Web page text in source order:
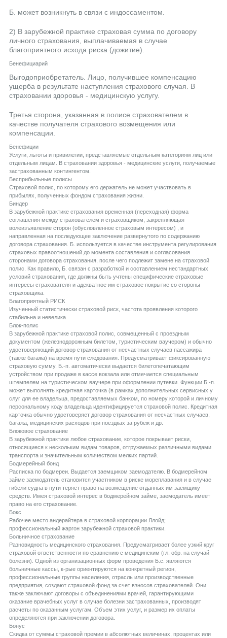
Б. может возникнуть в связи с индоссаментом.
2) В зарубежной практике страховая сумма по договору
личного страхования, выплачиваемая в случае
благоприятного исхода риска (дожитие).
Бенефициарий
Выгодоприобретатель. Лицо, получившее компенсацию
ущерба в результате наступления страхового случая. В
страховании здоровья - медицинскую услугу.
Третья сторона, указанная в полисе страхователем в
качестве получателя страхового возмещения или
компенсации.
Бенефиции
Услуги, льготы и привилегии, представляемые отдельным категориям лиц или
отдельным лицам. В страховании здоровья - медицинские услуги, получаемые
застрахованным контингентом.
Бесприбыльные полисы
Страховой полис, по которому его держатель не может участвовать в
прибылях, полученных фондом страхования жизни.
Биндер
В зарубежной практике страхования временная (переходная) форма
соглашения между страхователем и страховщиком, закрепляющая
волеизъявление сторон (обусловленное страховым интересом) , и
направленная на последующее заключение развернутого по содержанию
договора страхования. Б. используется в качестве инструмента регулирования
страховых правоотношений до момента составления и согласования
сторонами договора страхования, после чего подлежит замене на страховой
полис. Как правило, Б. связан с разработкой и составлением нестандартных
условий страхования, где должны быть учтены специфические страховые
интересы страхователя и адекватное им страховое покрытие со стороны
страховщика.
Благоприятный РИСК
Изученный статистически страховой риск, частота проявления которого
стабильна и невелика.
Блок-полис
В зарубежной практике страховой полис, совмещенный с проездным
документом (железнодорожным билетом, туристическим ваучером) и обычно
удостоверяющий договор страхования от несчастных случаев пассажира
(также багажа) на время пути следования. Предусматривает фиксированную
страховую сумму. Б.-п. автоматически выдается билетопечатающим
устройством при продаже в кассе вокзала или отмечается специальным
штемпелем на туристическом ваучере при оформлении путевки. Функции Б.-п.
может выполнять кредитная карточка (в рамках дополнительных сервисных у
слуг для ее владельца, предоставляемых банком, по номеру которой и личному
персональному коду владельца идентифицируется страховой полис. Кредитная
карточка обычно удостоверяет договор страхования от несчастных случаев,
багажа, медицинских расходов при поездках за рубеж и др.
Блоковое страхование
В зарубежной практике любое страхование, которое покрывает риски,
относящиеся к нескольким видам товаров, отгружаемых различными видами
транспорта и значительным количеством мелких партий.
Бодмерейный бонд
Расписка по бодмереи. Выдается заемщиком заемодателю. В бодмерейном
займе заемодатель становится участником в риске мореплавания и в случае
гибели судна в пути теряет право на возмещение отданных им заемщику
средств. Имея страховой интерес в бодмерейном займе, заемодатель имеет
право на его страхование.
Бокс
Рабочее место андерайтера в страховой корпорации Ллойд;
профессиональный жаргон зарубежной страховой практики.
Больничное страхование
Разновидность медицинского страхования. Предусматривает более узкий круг
страховой ответственности по сравнению с медицинским (гл. обр. на случай
болезни). Одной из организационных форм проведения Б.с. являются
больничные кассы, к-рые ориентируются на конкретный регион,
профессиональные группы населения, отрасль или производственные
предприятия, создают страховой фонд за счет взносов страхователей. Они
также заключают договоры с объединениями врачей, гарантирующими
оказание врачебных услуг в случае болезни застрахованных, производят
расчеты по оказанным услугам. Объем этих услуг, и размер их оплаты
определяются при заключении договора.
Бонус
Скидка от суммы страховой премии в абсолютных величинах, процентах или